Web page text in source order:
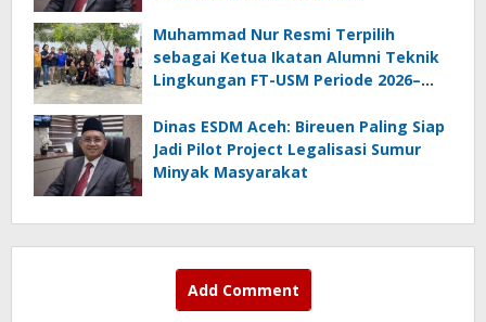
Muhammad Nur Resmi Terpilih
sebagai Ketua Ikatan Alumni Teknik
Lingkungan FT-USM Periode 2026–
Dinas ESDM Aceh: Bireuen Paling Siap
Jadi Pilot Project Legalisasi Sumur
Minyak Masyarakat
Add Comment